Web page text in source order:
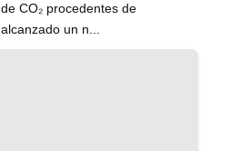
CO₂ procedentes de
un n...